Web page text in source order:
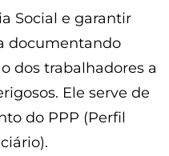
Social e garantir
documentando
dos trabalhadores a
Ele serve de
do PPP (Perfil